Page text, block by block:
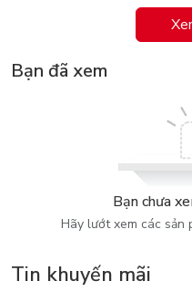
phần Reading được đa số
được tối đa điểm ở phần
Kèm theo là những lưu ý
Bạn đã xem
Bạn chưa
Hãy lướt xem các sản
Tin khuyến mãi